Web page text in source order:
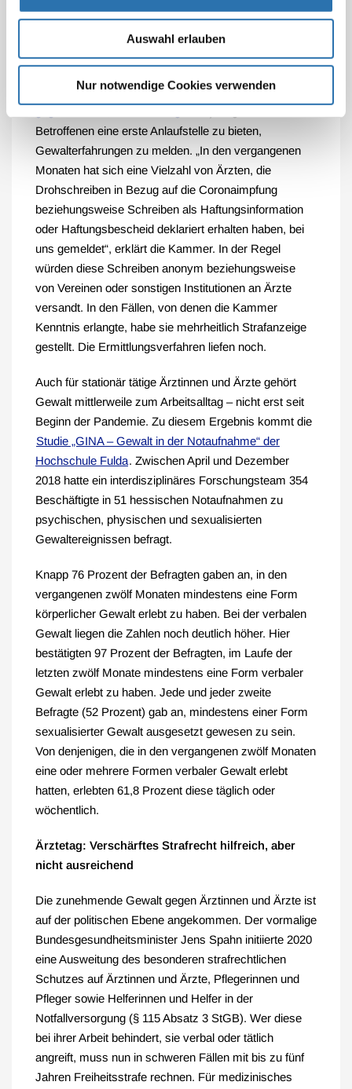
Auswahl erlauben
Nur notwendige Cookies verwenden
verabschiedet. In dieser wird – ebenso wie im
Nachbarbundesland Sachsen-Anhalt – die verbale und
Auch wurde eine spezielle E-Mail-Adresse (gewalt-
Betroffenen eine erste Anlaufstelle zu bieten,
Gewalterfahrungen zu melden. „In den vergangenen
Monaten hat sich eine Vielzahl von Ärzten, die
Drohschreiben in Bezug auf die Coronaimpfung
beziehungsweise Schreiben als Haftungsinformation
oder Haftungsbescheid deklariert erhalten haben, bei
uns gemeldet“, erklärt die Kammer. In der Regel
würden diese Schreiben anonym beziehungsweise
von Vereinen oder sonstigen Institutionen an Ärzte
versandt. In den Fällen, von denen die Kammer
Kenntnis erlangte, habe sie mehrheitlich Strafanzeige
gestellt. Die Ermittlungsverfahren liefen noch.
Auch für stationär tätige Ärztinnen und Ärzte gehört
Gewalt mittlerweile zum Arbeitsalltag – nicht erst seit
Beginn der Pandemie. Zu diesem Ergebnis kommt die
Studie „GINA – Gewalt in der Notaufnahme“ der
Hochschule Fulda. Zwischen April und Dezember
2018 hatte ein interdisziplinäres Forschungsteam 354
Beschäftigte in 51 hessischen Notaufnahmen zu
psychischen, physischen und sexualisierten
Gewaltereignissen befragt.
Knapp 76 Prozent der Befragten gaben an, in den
vergangenen zwölf Monaten mindestens eine Form
körperlicher Gewalt erlebt zu haben. Bei der verbalen
Gewalt liegen die Zahlen noch deutlich höher. Hier
bestätigten 97 Prozent der Befragten, im Laufe der
letzten zwölf Monate mindestens eine Form verbaler
Gewalt erlebt zu haben. Jede und jeder zweite
Befragte (52 Prozent) gab an, mindestens einer Form
sexualisierter Gewalt ausgesetzt gewesen zu sein.
Von denjenigen, die in den vergangenen zwölf Monaten
eine oder mehrere Formen verbaler Gewalt erlebt
hatten, erlebten 61,8 Prozent diese täglich oder
wöchentlich.
Ärztetag: Verschärftes Strafrecht hilfreich, aber
nicht ausreichend
Die zunehmende Gewalt gegen Ärztinnen und Ärzte ist
auf der politischen Ebene angekommen. Der vormalige
Bundesgesundheitsminister Jens Spahn initiierte 2020
eine Ausweitung des besonderen strafrechtlichen
Schutzes auf Ärztinnen und Ärzte, Pflegerinnen und
Pfleger sowie Helferinnen und Helfer in der
Notfallversorgung (§ 115 Absatz 3 StGB). Wer diese
bei ihrer Arbeit behindert, sie verbal oder tätlich
angreift, muss nun in schweren Fällen mit bis zu fünf
Jahren Freiheitsstrafe rechnen. Für medizinisches